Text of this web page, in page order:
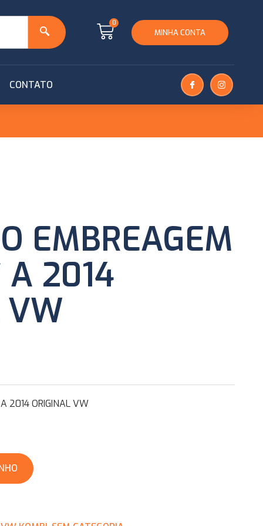
0
MINHA CONTA
CONTATO
EMBREAGEM
A 2014
VW
2014 ORIGINAL VW